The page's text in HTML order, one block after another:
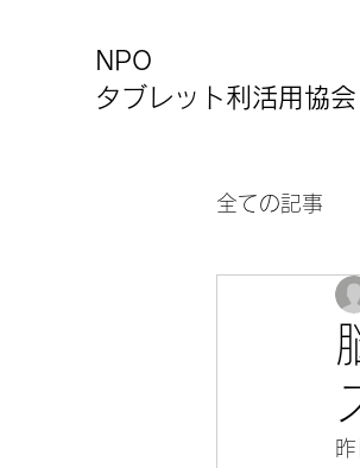
NPO
タブレット利活用協会
全ての記事
カルチャ